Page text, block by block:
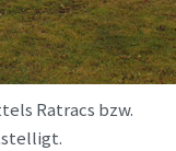
Ratracs bzw.